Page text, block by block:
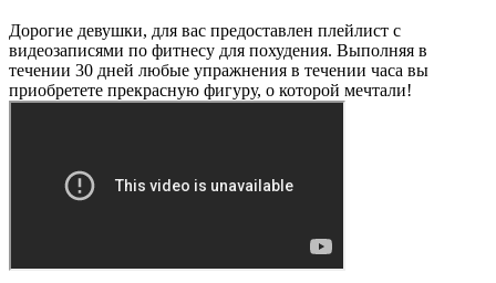
Дорогие девушки, для вас предоставлен плейлист с
видеозаписями по фитнесу для похудения. Выполняя в
течении 30 дней любые упражнения в течении часа вы
приобретете прекрасную фигуру, о которой мечтали!